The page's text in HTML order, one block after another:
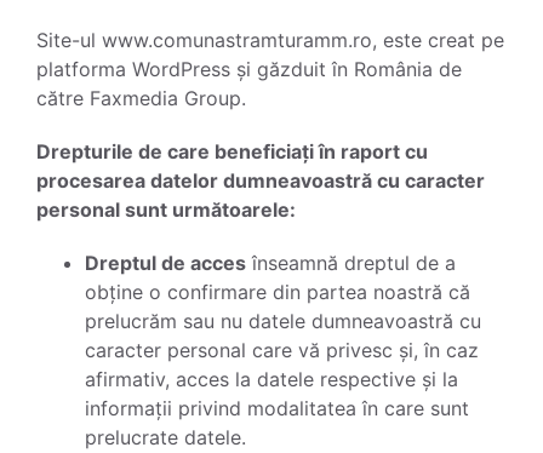
Site-ul www.comunastramturamm.ro, este creat pe
platforma WordPress și găzduit în România de
către Faxmedia Group.
Drepturile de care beneficiați în raport cu
procesarea datelor dumneavoastră cu caracter
personal sunt următoarele:
Dreptul de acces înseamnă dreptul de a
obține o confirmare din partea noastră că
prelucrăm sau nu datele dumneavoastră cu
caracter personal care vă privesc și, în caz
afirmativ, acces la datele respective și la
informații privind modalitatea în care sunt
prelucrate datele.